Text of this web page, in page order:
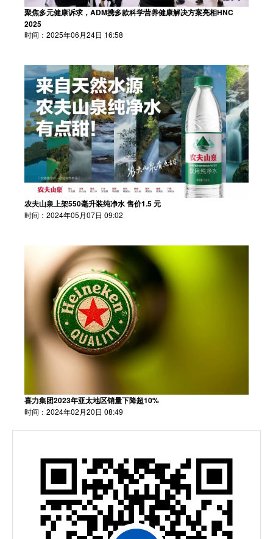
聚焦多元健康诉求，ADM携多款科学营养健康解决方案亮相HNC
2025
时间：2025年06月24日 16:58
农夫山泉上架550毫升装纯净水 售价1.5 元
时间：2024年05月07日 09:02
喜力集团2023年亚太地区销量下降超10%
时间：2024年02月20日 08:49